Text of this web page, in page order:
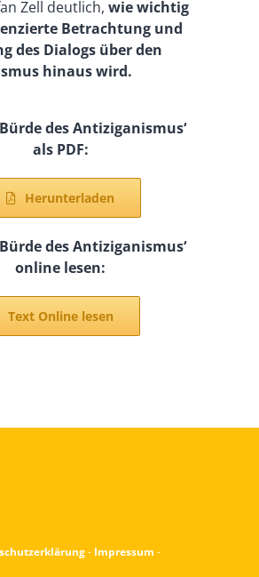
Zell deutlich, wie wichtig
Betrachtung und
des Dialogs über den
hinaus wird.
des Antiziganismus‘
als PDF:
Herunterladen
des Antiziganismus‘
online lesen:
Text Online lesen
- Impressum -